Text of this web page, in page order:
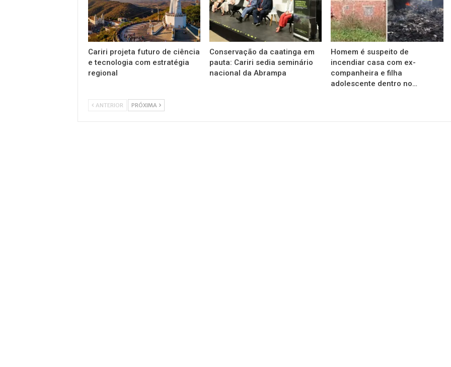
Cariri projeta futuro de ciência
e tecnologia com estratégia
regional
Conservação da caatinga em
pauta: Cariri sedia seminário
nacional da Abrampa
Homem é suspeito de
incendiar casa com ex-
companheira e filha
adolescente dentro no…
ANTERIOR PRÓXIMA